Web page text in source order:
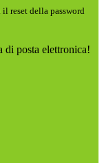
reset della password
di posta elettronica!